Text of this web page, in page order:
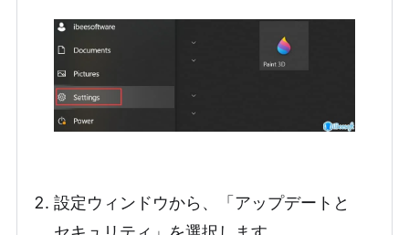
設定ウィンドウから、「アップデートと